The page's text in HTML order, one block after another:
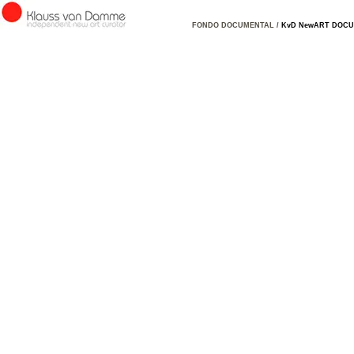
FONDO DOCUMENTAL / KvD NewART